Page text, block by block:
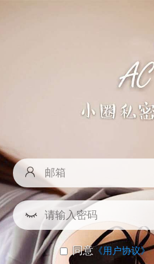
同意《用户协议》